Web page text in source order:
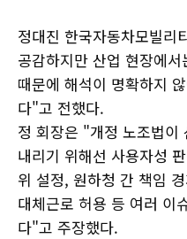
정대진 한국자동차모빌리
공감하지만 산업 현장에
때문에 해석이 명확하지
다"고 전했다.
정 회장은 "개정 노조법이
내리기 위해선 사용자성
위 설정, 원하청 간 책임
대체근로 허용 등 여러 이
다"고 주장했다.